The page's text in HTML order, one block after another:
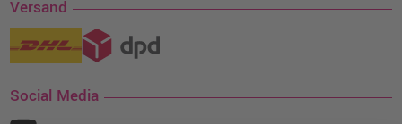
Versand
Social Media